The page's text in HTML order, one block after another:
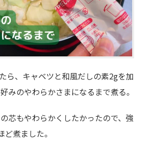
ら、キャベツと和風だしの素2gを加
みのやわらかさまになるまで煮る。
芯もやわらかくしたかったので、強
煮ました。